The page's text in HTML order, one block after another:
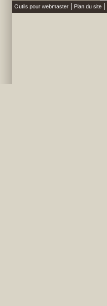
Outils pour webmaster Plan du site